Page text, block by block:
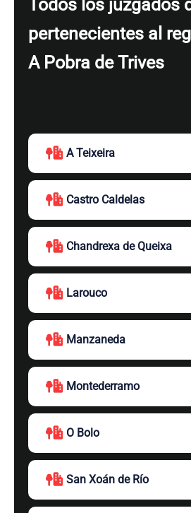
Todos los juzgados
pertenecientes al
A Pobra de Trives
A Teixeira
Castro Caldelas
Chandrexa de Queixa
Larouco
Manzaneda
Montederramo
O Bolo
San Xoán de Río